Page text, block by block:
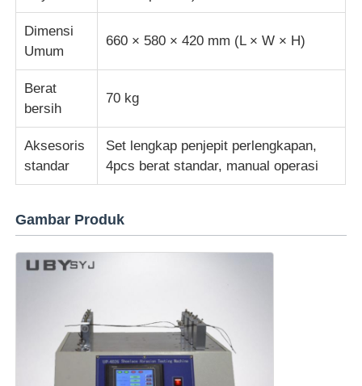
Dimensi
Umum
660 × 580 × 420 mm (L × W × H)
Berat
bersih
70 kg
Aksesoris
standar
Set lengkap penjepit perlengkapan,
4pcs berat standar, manual operasi
Gambar Produk